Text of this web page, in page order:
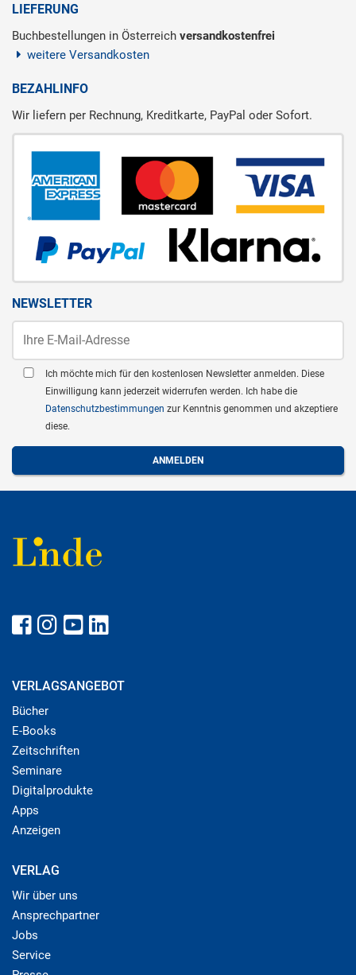
LIEFERUNG
Buchbestellungen in Österreich versandkostenfrei
weitere Versandkosten
BEZAHLINFO
Wir liefern per Rechnung, Kreditkarte, PayPal oder Sofort.
NEWSLETTER
Ich möchte mich für den kostenlosen Newsletter anmelden. Diese
Einwilligung kann jederzeit widerrufen werden. Ich habe die
Datenschutzbestimmungen zur Kenntnis genommen und akzeptiere
diese.
VERLAGSANGEBOT
Bücher
E-Books
Zeitschriften
Seminare
Digitalprodukte
Apps
Anzeigen
VERLAG
Wir über uns
Ansprechpartner
Jobs
Service